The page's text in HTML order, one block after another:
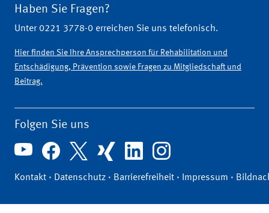
Haben Sie Fragen?
Unter 0221 3778-0 erreichen Sie uns telefonisch.
Hier finden Sie Ihre Ansprechperson für Rehabilitation und
Entschädigung, Prävention sowie Fragen zu Mitgliedschaft und
Beitrag.
Folgen Sie uns
Kontakt · Datenschutz · Barrierefreiheit · Impressum ·